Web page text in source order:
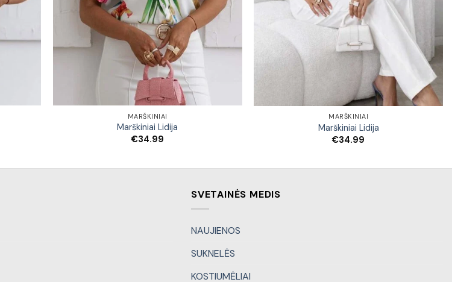
MARŠKINIAI
Marškiniai Lidija
€34.99
MARŠKINIAI
Marškiniai Lidija
€34.99
SVETAINĖS MEDIS
NAUJIENOS
SUKNELĖS
KOSTIUMĖLIAI